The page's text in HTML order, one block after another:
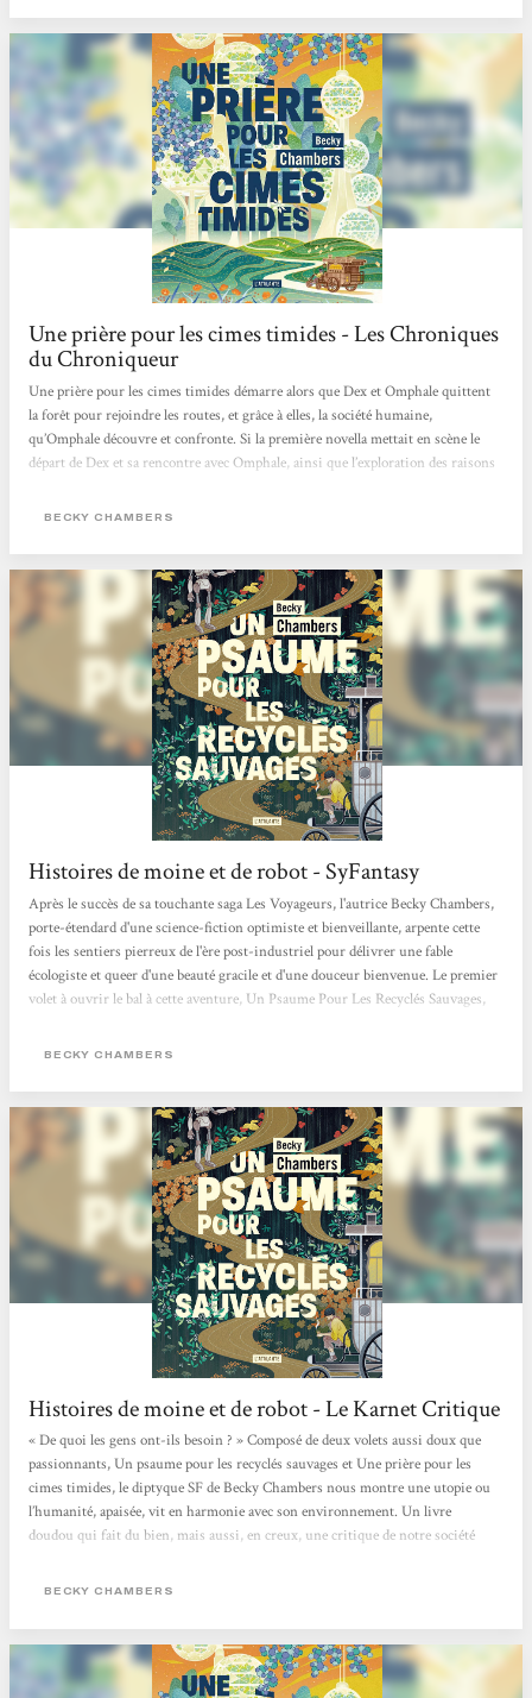
quête...
Une prière pour les cimes timides - Les Chroniques
du Chroniqueur
Une prière pour les cimes timides démarre alors que Dex et Omphale quittent
la forêt pour rejoindre les routes, et grâce à elles, la société humaine,
qu’Omphale découvre et confronte. Si la première novella mettait en scène le
départ de Dex et sa rencontre avec Omphale, ainsi que l’exploration des raisons
faisait plus sens pour lui, ce deuxième volume traite de son retour en
des projecteurs, l’arrivée d’un...
BECKY CHAMBERS
Histoires de moine et de robot - SyFantasy
Après le succès de sa touchante saga Les Voyageurs, l'autrice Becky Chambers,
porte-étendard d'une science-fiction optimiste et bienveillante, arpente cette
fois les sentiers pierreux de l'ère post-industriel pour délivrer une fable
écologiste et queer d'une beauté gracile et d'une douceur bienvenue. Le premier
volet à ouvrir le bal à cette aventure, Un Psaume Pour Les Recyclés Sauvages,
n'a jamais été aussi bien représenté que sous la plume de Chambers. L'altérité
BECKY CHAMBERS
Histoires de moine et de robot - Le Karnet Critique
« De quoi les gens ont-ils besoin ? » Composé de deux volets aussi doux que
passionnants, Un psaume pour les recyclés sauvages et Une prière pour les
cimes timides, le diptyque SF de Becky Chambers nous montre une utopie ou
l’humanité, apaisée, vit en harmonie avec son environnement. Un livre
doudou qui fait du bien, mais aussi, en creux, une critique de notre société
interactions. > Écouter la chronique <
BECKY CHAMBERS